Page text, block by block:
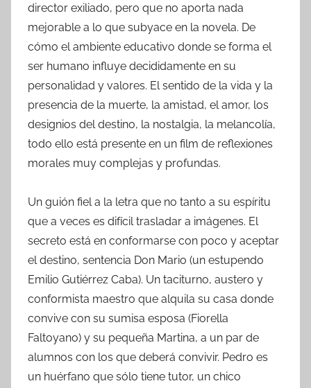
director exiliado, pero que no aporta nada
mejorable a lo que subyace en la novela. De
cómo el ambiente educativo donde se forma el
ser humano influye decididamente en su
personalidad y valores. El sentido de la vida y la
presencia de la muerte, la amistad, el amor, los
designios del destino, la nostalgia, la melancolía,
todo ello está presente en un film de reflexiones
morales muy complejas y profundas.
Un guión fiel a la letra que no tanto a su espíritu
que a veces es difícil trasladar a imágenes. El
secreto está en conformarse con poco y aceptar
el destino, sentencia Don Mario (un estupendo
Emilio Gutiérrez Caba). Un taciturno, austero y
conformista maestro que alquila su casa donde
convive con su sumisa esposa (Fiorella
Faltoyano) y su pequeña Martina, a un par de
alumnos con los que deberá convivir. Pedro es
un huérfano que sólo tiene tutor, un chico